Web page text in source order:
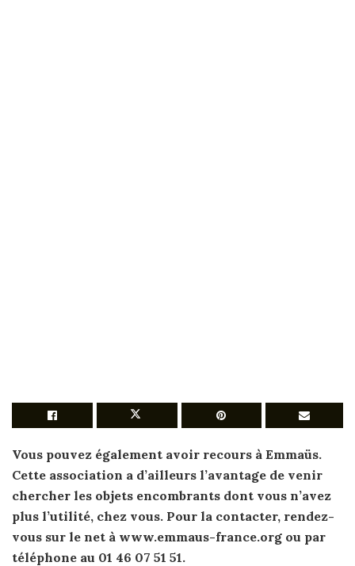
Vous pouvez également avoir recours à Emmaüs.
Cette association a d’ailleurs l’avantage de venir
chercher les objets encombrants dont vous n’avez
plus l’utilité, chez vous. Pour la contacter, rendez-
vous sur le net à www.emmaus-france.org ou par
téléphone au 01 46 07 51 51.